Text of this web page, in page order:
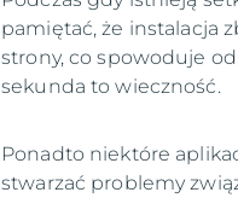
pamiętać, że instalacja
strony, co spowoduje
sekunda to wieczność.
Ponadto niektóre
stwarzać problemy